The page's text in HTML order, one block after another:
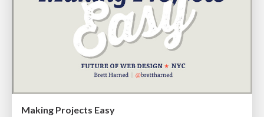
Making Projects Easy